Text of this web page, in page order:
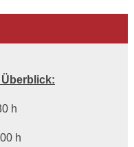
h
h